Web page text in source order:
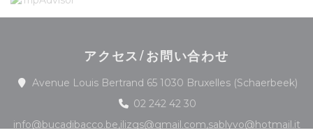
アクセス/お問い合わせ
Avenue Louis Bertrand 65 1030 Bruxelles (Schaerbeek)((
02 242 42 30
info@bucadibacco.be,ilizgs@gmail.com,sablyvo@hotmail.it